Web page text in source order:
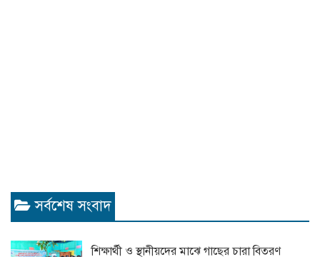
সর্বশেষ সংবাদ
শিক্ষার্থী ও স্থানীয়দের মাঝে গাছের চারা বিতরণ